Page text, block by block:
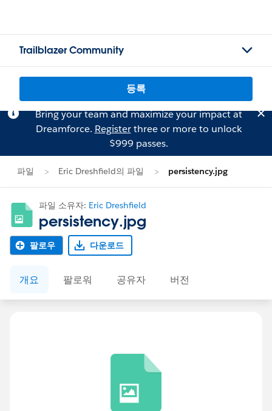
Trailblazer Community
등록
Bring your team and maximize your impact at
Dreamforce. Registerthree or more to unlock
$999 passes.
파일 Eric Dreshfield의 파일 persistency.jpg
파일 소유자: Eric Dreshfield
persistency.jpg
팔로우 다운로드
개요 팔로워 공유자 버전